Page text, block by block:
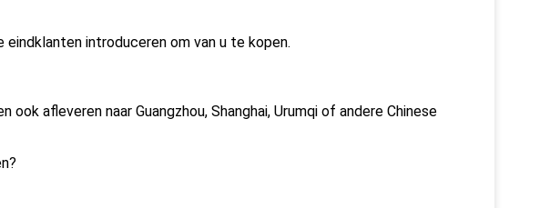
introduceren om van u te kopen.
ook afleveren naar Guangzhou, Shanghai, Urumqi of andere Chinese